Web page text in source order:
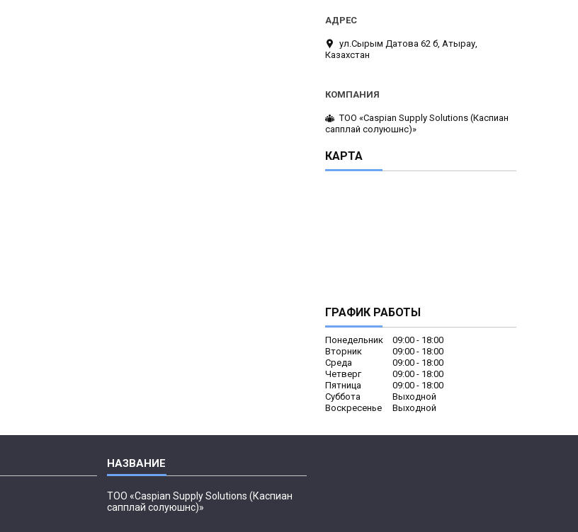
ул.Сырым Датова 62 б, Атырау,
Казахстан
ТОО «Caspian Supply Solutions (Каспиан
сапплай солуюшнс)»
КАРТА
ГРАФИК РАБОТЫ
Понедельник 09:00
18:00
Вторник
09:00
18:00
Среда
09:00
18:00
Четверг
09:00
18:00
Пятница
09:00
18:00
Суббота
Выходной
Воскресенье
Выходной
ТОО «Caspian Supply Solutions (Каспиан
сапплай солуюшнс)»